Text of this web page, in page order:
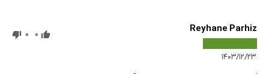
Reyhane Parhiz
۱۴۰۳/۱۲/۲۳
0
0